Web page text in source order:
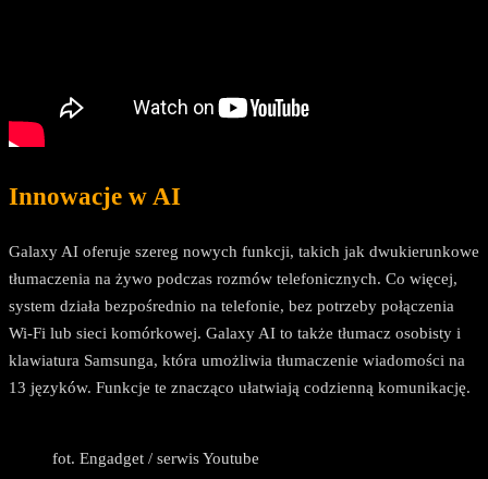
Innowacje w AI
Galaxy AI oferuje szereg nowych funkcji, takich jak dwukierunkowe
tłumaczenia na żywo podczas rozmów telefonicznych. Co więcej,
system działa bezpośrednio na telefonie, bez potrzeby połączenia
Wi-Fi lub sieci komórkowej. Galaxy AI to także tłumacz osobisty i
klawiatura Samsunga, która umożliwia tłumaczenie wiadomości na
13 języków. Funkcje te znacząco ułatwiają codzienną komunikację.
fot. Engadget / serwis Youtube